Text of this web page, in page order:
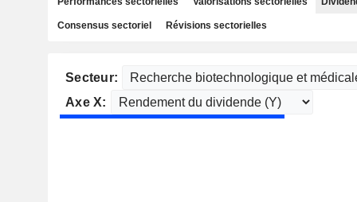
Consensus sectoriel Révisions sectorielles
Secteur:
Axe X: